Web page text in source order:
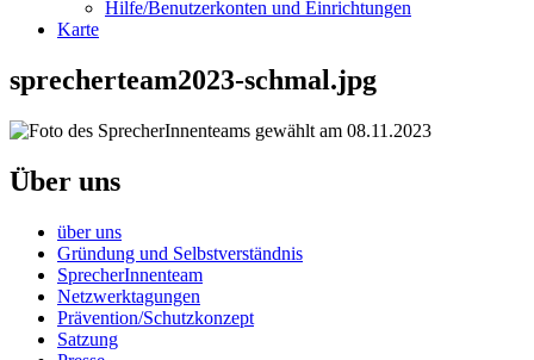
Hilfe/Benutzerkonten und Einrichtungen
Karte
sprecherteam2023-schmal.jpg
Über uns
über uns
Gründung und Selbstverständnis
SprecherInnenteam
Netzwerktagungen
Prävention/Schutzkonzept
Satzung